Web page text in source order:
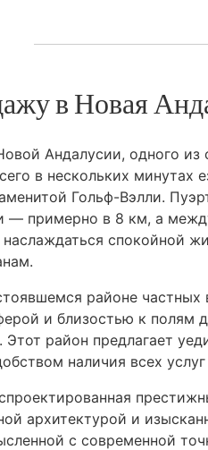
в Новая
Андалусии, одного
в нескольких минутах
Гольф-Вэлли.
— примерно в 8 км, а
спокойной
районе
и близостью к
район предлагает
наличия всех
архитектурой и
с современной